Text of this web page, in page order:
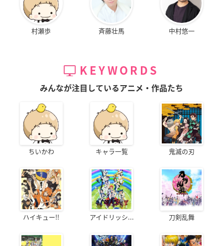
村瀬歩 斉藤壮馬 中村悠一
KEYWORDS
みんなが注目しているアニメ・作品たち
ちいかわ キャラ一覧 鬼滅の刃
ハイキュー!! アイドリッシ... 刀剣乱舞